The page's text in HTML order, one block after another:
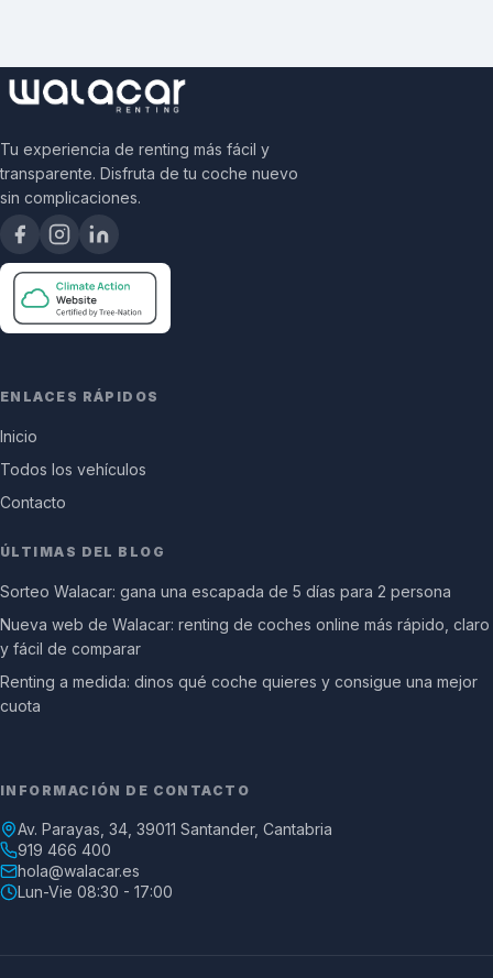
Tu experiencia de renting más fácil y
transparente. Disfruta de tu coche nuevo
sin complicaciones.
ENLACES RÁPIDOS
Inicio
Todos los vehículos
Contacto
ÚLTIMAS DEL BLOG
Sorteo Walacar: gana una escapada de 5 días para 2 persona
Nueva web de Walacar: renting de coches online más rápido, claro
y fácil de comparar
Renting a medida: dinos qué coche quieres y consigue una mejor
cuota
INFORMACIÓN DE CONTACTO
Av. Parayas, 34, 39011 Santander, Cantabria
919 466 400
hola@walacar.es
Lun-Vie 08:30 - 17:00